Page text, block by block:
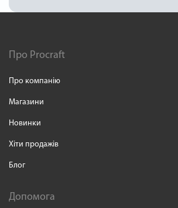
Про Procraft
Про компанію
Магазини
Новинки
Хіти продажів
Блог
Допомога